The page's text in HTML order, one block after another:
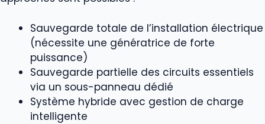
Sauvegarde totale de l’installation électrique
(nécessite une génératrice de forte
puissance)
Sauvegarde partielle des circuits essentiels
via un sous-panneau dédié
Système hybride avec gestion de charge
intelligente